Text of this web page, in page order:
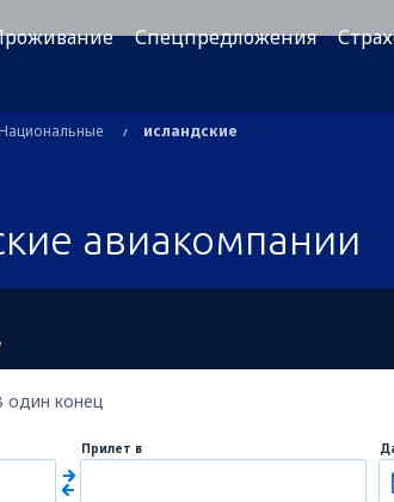
Спецпредложения
исландские
авиакомпании
один конец
Прилет в